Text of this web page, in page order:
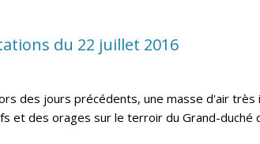
du 22 juillet 2016
des jours précédents, une masse d'air
et des orages sur le terroir du Grand-duché